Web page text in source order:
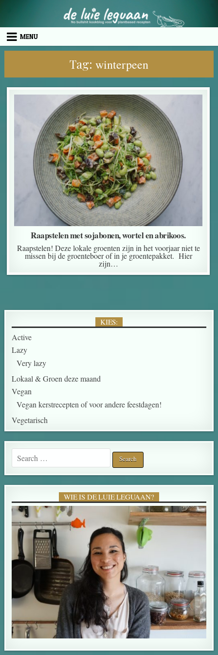
MENU
Tag: winterpeen
Raapstelen met sojabonen, wortel en abrikoos.
Raapstelen! Deze lokale groenten zijn in het voorjaar niet te
missen bij de groenteboer of in je groentepakket. Hier
zijn…
KIES:
Active
Lazy
Very lazy
Lokaal & Groen deze maand
Vegan
Vegan kerstrecepten of voor andere feestdagen!
Vegetarisch
Search for:
WIE IS DE LUIE LEGUAAN?